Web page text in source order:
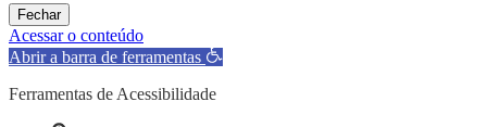
Fechar
Acessar o conteúdo
Abrir a barra de ferramentas
Ferramentas de Acessibilidade